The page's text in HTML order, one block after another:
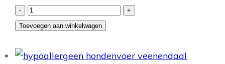
-
Kophuid
paard
aantal
+
Toevoegen aan winkelwagen